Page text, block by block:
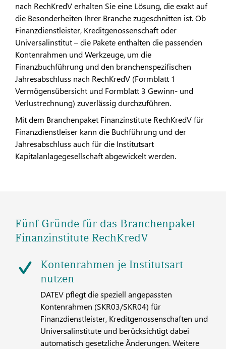
nach RechKredV erhalten Sie eine Lösung, die exakt auf
die Besonderheiten Ihrer Branche zugeschnitten ist. Ob
Finanzdienstleister, Kreditgenossenschaft oder
Universalinstitut – die Pakete enthalten die passenden
Kontenrahmen und Werkzeuge, um die
Finanzbuchführung und den branchenspezifischen
Jahresabschluss nach RechKredV (Formblatt 1
Vermögensübersicht und Formblatt 3 Gewinn- und
Verlustrechnung) zuverlässig durchzuführen.
Mit dem Branchenpaket Finanzinstitute RechKredV für
Finanzdienstleiser kann die Buchführung und der
Jahresabschluss auch für die Institutsart
Kapitalanlagegesellschaft abgewickelt werden.
Fünf Gründe für das Branchenpaket
Finanzinstitute RechKredV
Kontenrahmen je Institutsart
nutzen
DATEV pflegt die speziell angepassten
Kontenrahmen (SKR03/SKR04) für
Finanzdienstleister, Kreditgenossenschaften und
Universalinstitute und berücksichtigt dabei
automatisch gesetzliche Änderungen. Weitere